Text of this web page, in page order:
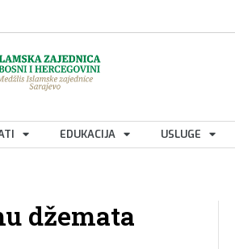
EDUKACIJA USLUGE
džemata